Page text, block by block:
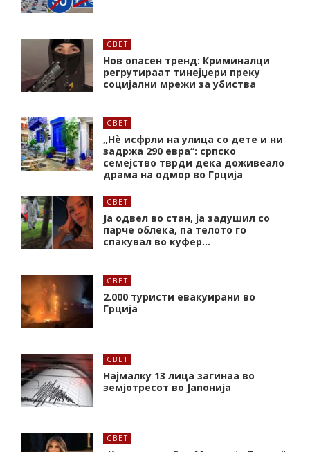
СВЕТ
Нов опасен тренд: Криминалци
регрутираат тинејџери преку
социјални мрежи за убиства
СВЕТ
„Нѐ исфрли на улица со дете и ни
задржа 290 евра“: српско
семејство тврди дека доживеало
драма на одмор во Грција
СВЕТ
Ја одвел во стан, ја задушил со
парче облека, па телото го
спакувал во куфер…
СВЕТ
2.000 туристи евакуирани во
Грција
СВЕТ
Најмалку 13 лица загинаа во
земјотресот во Јапонија
СВЕТ